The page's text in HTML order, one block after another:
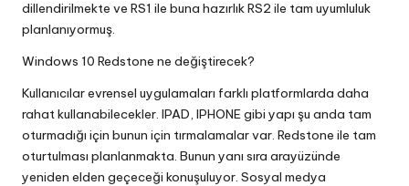
dillendirilmekte ve RS1 ile buna hazırlık RS2 ile tam uyumluluk
planlanıyormuş.
Windows 10 Redstone ne değiştirecek?
Kullanıcılar evrensel uygulamaları farklı platformlarda daha
rahat kullanabilecekler. IPAD, IPHONE gibi yapı şu anda tam
oturmadığı için bunun için tırmalamalar var. Redstone ile tam
oturtulması planlanmakta. Bunun yanı sıra arayüzünde
yeniden elden geçeceği konuşuluyor. Sosyal medya